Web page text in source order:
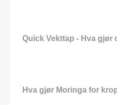
Quick Vekttap - Hva gjør
Hva gjør Moringa for